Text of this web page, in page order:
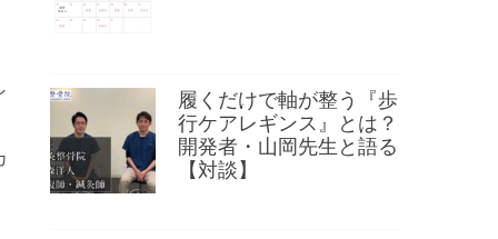
履くだけで軸が整う『歩
行ケアレギンス』とは？
開発者・山岡先生と語る
【対談】